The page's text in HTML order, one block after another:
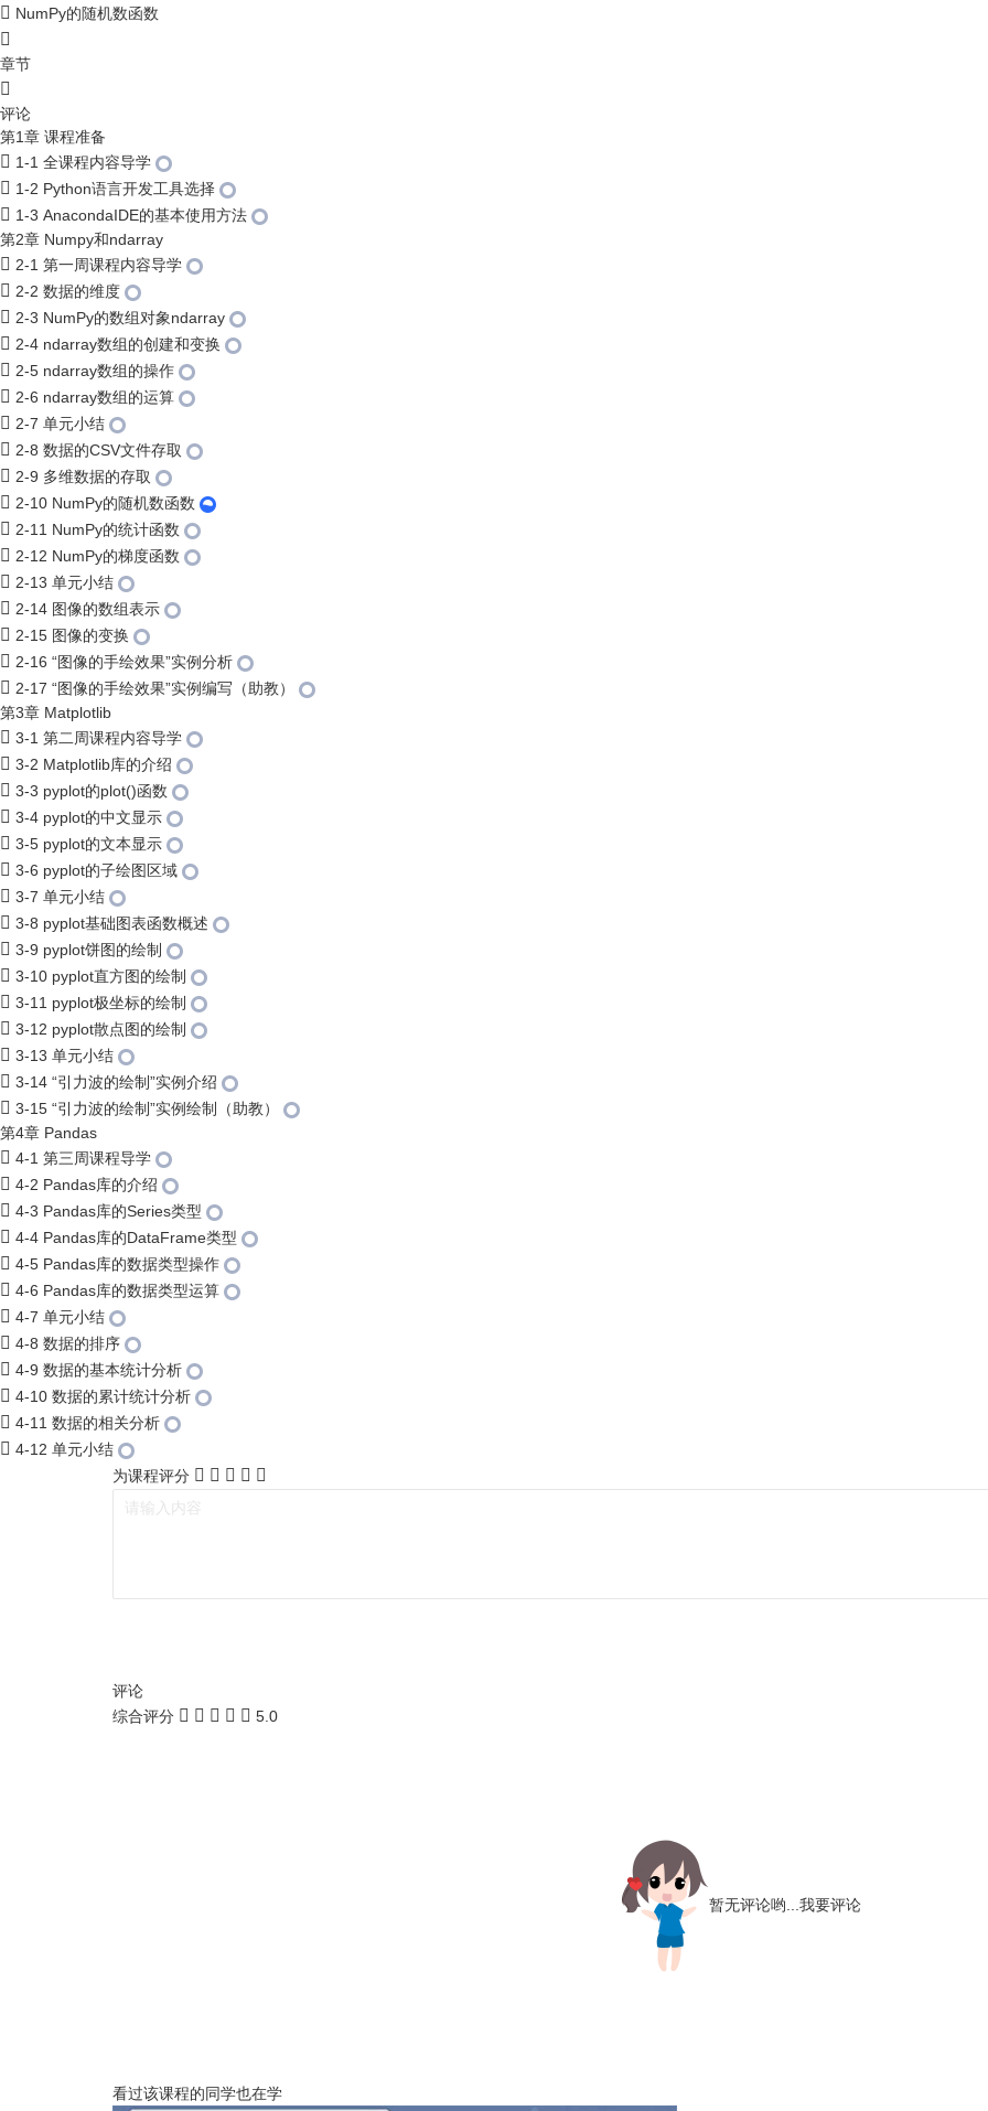
NumPy的随机数函数
章节
评论
第1章 课程准备
1-1 全课程内容导学
1-2 Python语言开发工具选择
1-3 AnacondaIDE的基本使用方法
第2章 Numpy和ndarray
2-1 第一周课程内容导学
2-2 数据的维度
2-3 NumPy的数组对象ndarray
2-4 ndarray数组的创建和变换
2-5 ndarray数组的操作
2-6 ndarray数组的运算
2-7 单元小结
2-8 数据的CSV文件存取
2-9 多维数据的存取
2-10 NumPy的随机数函数
2-11 NumPy的统计函数
2-12 NumPy的梯度函数
2-13 单元小结
2-14 图像的数组表示
2-15 图像的变换
2-16 “图像的手绘效果”实例分析
2-17 “图像的手绘效果”实例编写（助教）
第3章 Matplotlib
3-1 第二周课程内容导学
3-2 Matplotlib库的介绍
3-3 pyplot的plot()函数
3-4 pyplot的中文显示
3-5 pyplot的文本显示
3-6 pyplot的子绘图区域
3-7 单元小结
3-8 pyplot基础图表函数概述
3-9 pyplot饼图的绘制
3-10 pyplot直方图的绘制
3-11 pyplot极坐标的绘制
3-12 pyplot散点图的绘制
3-13 单元小结
3-14 “引力波的绘制”实例介绍
3-15 “引力波的绘制”实例绘制（助教）
第4章 Pandas
4-1 第三周课程导学
4-2 Pandas库的介绍
4-3 Pandas库的Series类型
4-4 Pandas库的DataFrame类型
4-5 Pandas库的数据类型操作
4-6 Pandas库的数据类型运算
4-7 单元小结
4-8 数据的排序
4-9 数据的基本统计分析
4-10 数据的累计统计分析
4-11 数据的相关分析
4-12 单元小结
为课程评分
评论
综合评分
5.0
暂无评论哟... 我要评论
看过该课程的同学也在学